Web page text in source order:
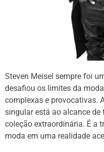
Steven Meisel sempre foi
desafiou os limites da
complexas e provocativas.
singular está ao alcance
coleção extraordinária. É a
moda em uma realidade